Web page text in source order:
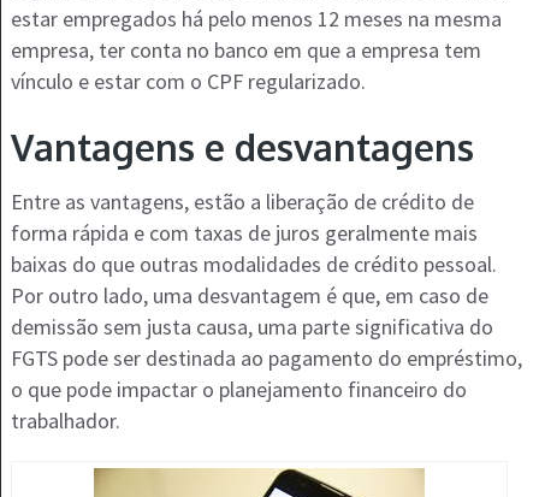
estar empregados há pelo menos 12 meses na mesma
empresa, ter conta no banco em que a empresa tem
vínculo e estar com o CPF regularizado​.
Vantagens e desvantagens
Entre as vantagens, estão a liberação de crédito de
forma rápida e com taxas de juros geralmente mais
baixas do que outras modalidades de crédito pessoal.
Por outro lado, uma desvantagem é que, em caso de
demissão sem justa causa, uma parte significativa do
FGTS pode ser destinada ao pagamento do empréstimo,
o que pode impactar o planejamento financeiro do
trabalhador​​.